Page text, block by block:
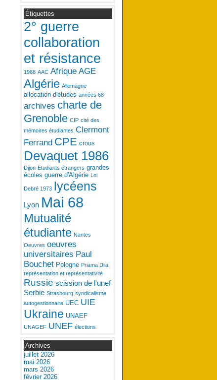
Étiquettes
2° guerre
collaboration
et résistance
1968 AAC Afrique AGE
Algérie Allemagne
allocation d'études années 68
archives charte de
Grenoble CIP cité des
mémoires étudiantes Clermont
Ferrand CPE crous
Devaquet 1986
Dijon Etudiants étrangers grandes
écoles guerre d'Algérie Loi
Debré 1973 lycéens
Lyon Mai 68
Mutualité
étudiante Nantes
Oeuvres oeuvres
universitaires Paul
Bouchet Pologne Priama Diia
représentation et représentativité
Russie scission de l'unef
Serbie Strasbourg syndicalisme
autogestionnaire UEC UIE
Ukraine UNAEF
UNAGEF UNEF élections
Archives
juillet 2026
mai 2026
mars 2026
février 2026